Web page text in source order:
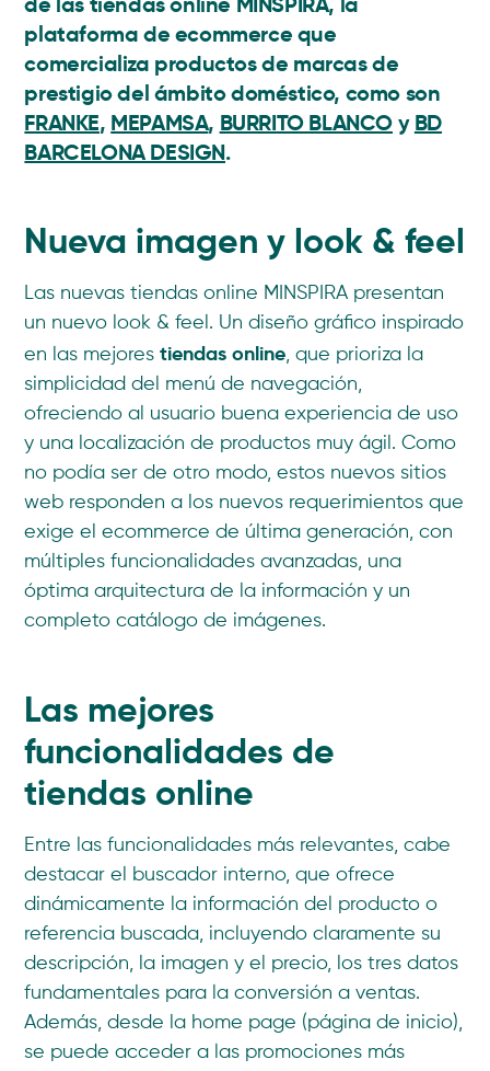
plataforma de ecommerce que
comercializa productos de marcas de
prestigio del ámbito doméstico, como son
FRANKE, MEPAMSA, BURRITO BLANCOyBD
BARCELONA DESIGN.
Nueva imagen y look & feel
Las nuevas tiendas online MINSPIRA presentan
un nuevo look & feel. Un diseño gráfico inspirado
en las mejorestiendas online, que prioriza la
simplicidad del menú de navegación,
ofreciendo al usuario buena experiencia de uso
y una localización de productos muy ágil. Como
no podía ser de otro modo, estos nuevos sitios
web responden a los nuevos requerimientos que
exige el ecommerce de última generación, con
múltiples funcionalidades avanzadas, una
óptima arquitectura de la información y un
completo catálogo de imágenes.
Las mejores
funcionalidades de
tiendas online
Entre las funcionalidades más relevantes, cabe
destacar el buscador interno, que ofrece
dinámicamente la información del producto o
referencia buscada, incluyendo claramente su
descripción, la imagen y el precio, los tres datos
fundamentales para la conversión a ventas.
Además, desde la home page (página de inicio),
se puede acceder a las promociones más